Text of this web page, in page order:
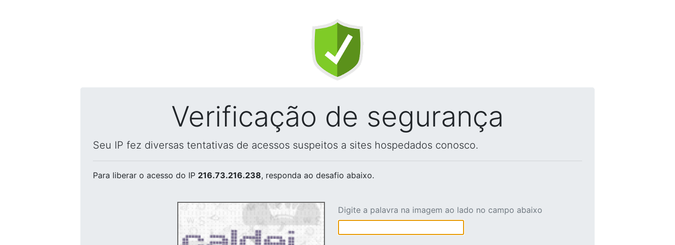
Verificação de segurança
Seu IP fez diversas tentativas de acessos suspeitos a sites hospedados conosco.
Para liberar o acesso do IP 216.73.216.238, responda ao desafio abaixo.
Digite a palavra na imagem ao lado no campo abaixo